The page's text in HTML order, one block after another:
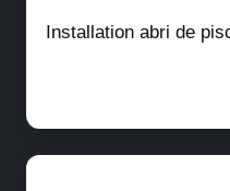
Installation abri de